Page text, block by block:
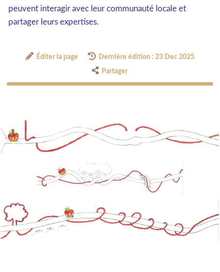
peuvent interagir avec leur communauté locale et
partager leurs expertises.
Éditer la page Dernière édition : 23 Dec 2025
Partager